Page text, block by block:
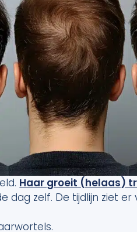
Haar groeit (helaas)
zelf. De tijdlijn ziet er